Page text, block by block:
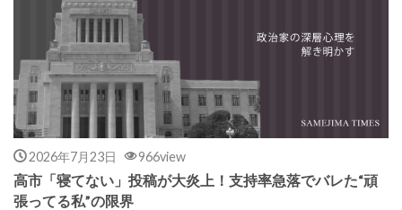
2026年7月23日 966view
高市「寝てない」投稿が大炎上！支持率急落でバレた“頑
張ってる私”の限界